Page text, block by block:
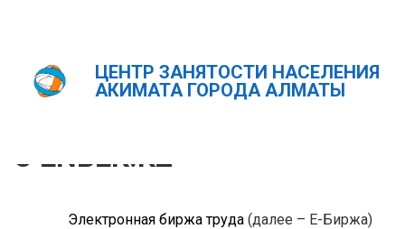
ЦЕНТР ЗАНЯТОСТИ НАСЕЛЕНИЯ
АКИМАТА ГОРОДА АЛМАТЫ
Главная О "Enbek.kz "
О ENBEK.KZ
Электронная биржа труда (далее – Е-Биржа)